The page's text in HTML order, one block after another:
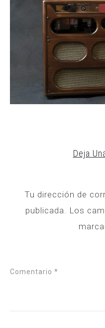
Deja
Tu dirección de
publicada.
Los
Comentario *